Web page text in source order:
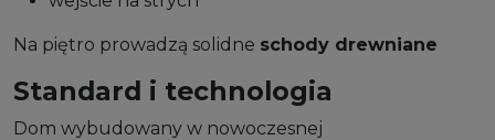
Na piętro prowadzą solidne schody drewniane
Standard i technologia
Dom wybudowany w nowoczesnej